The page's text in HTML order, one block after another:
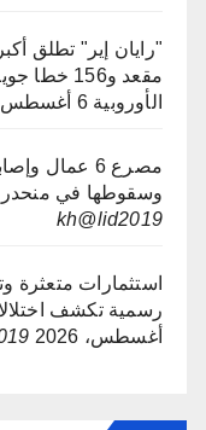
مقعد و156
الأوروبية 6 أغسطس، 2026
وسقوطها في منحدر
kh@lid2019
استثمارات متعثرة
رسمية تكشف
أغسطس، 2026